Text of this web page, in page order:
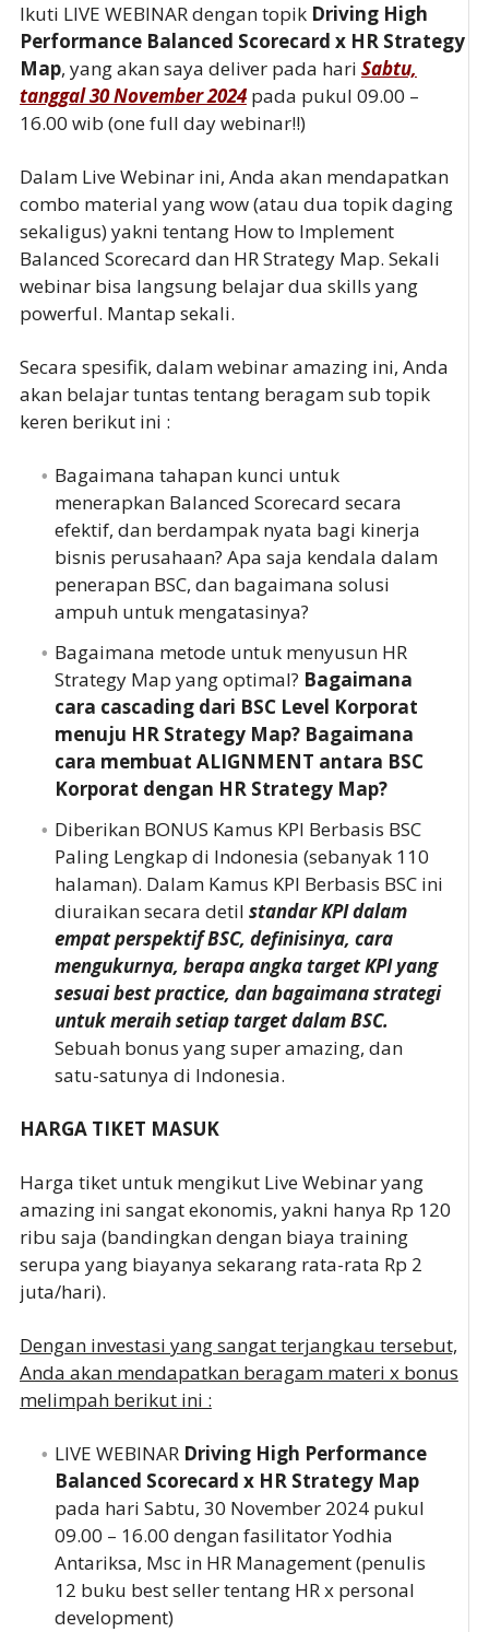
Ikuti LIVE WEBINAR dengan topik Driving High
Performance Balanced Scorecard x HR Strategy
Map, yang akan saya deliver pada hari Sabtu,
tanggal 30 November 2024 pada pukul 09.00 –
16.00 wib (one full day webinar!!)
Dalam Live Webinar ini, Anda akan mendapatkan
combo material yang wow (atau dua topik daging
sekaligus) yakni tentang How to Implement
Balanced Scorecard dan HR Strategy Map. Sekali
webinar bisa langsung belajar dua skills yang
powerful. Mantap sekali.
Secara spesifik, dalam webinar amazing ini, Anda
akan belajar tuntas tentang beragam sub topik
keren berikut ini :
Bagaimana tahapan kunci untuk
menerapkan Balanced Scorecard secara
efektif, dan berdampak nyata bagi kinerja
bisnis perusahaan? Apa saja kendala dalam
penerapan BSC, dan bagaimana solusi
ampuh untuk mengatasinya?
Bagaimana metode untuk menyusun HR
Strategy Map yang optimal? Bagaimana
cara cascading dari BSC Level Korporat
menuju HR Strategy Map? Bagaimana
cara membuat ALIGNMENT antara BSC
Korporat dengan HR Strategy Map?
Diberikan BONUS Kamus KPI Berbasis BSC
Paling Lengkap di Indonesia (sebanyak 110
halaman). Dalam Kamus KPI Berbasis BSC ini
diuraikan secara detil standar KPI dalam
empat perspektif BSC, definisinya, cara
mengukurnya, berapa angka target KPI yang
sesuai best practice, dan bagaimana strategi
untuk meraih setiap target dalam BSC.
Sebuah bonus yang super amazing, dan
satu-satunya di Indonesia.
HARGA TIKET MASUK
Harga tiket untuk mengikut Live Webinar yang
amazing ini sangat ekonomis, yakni hanya Rp 120
ribu saja (bandingkan dengan biaya training
serupa yang biayanya sekarang rata-rata Rp 2
juta/hari).
Dengan investasi yang sangat terjangkau tersebut,
Anda akan mendapatkan beragam materi x bonus
melimpah berikut ini :
LIVE WEBINAR Driving High Performance
Balanced Scorecard x HR Strategy Map
pada hari Sabtu, 30 November 2024 pukul
09.00 – 16.00 dengan fasilitator Yodhia
Antariksa, Msc in HR Management (penulis
12 buku best seller tentang HR x personal
development)